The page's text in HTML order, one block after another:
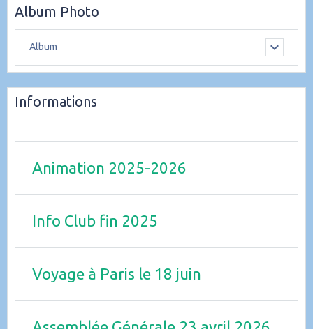
Album Photo
Album
Informations
Animation 2025-2026
Info Club fin 2025
Voyage à Paris le 18 juin